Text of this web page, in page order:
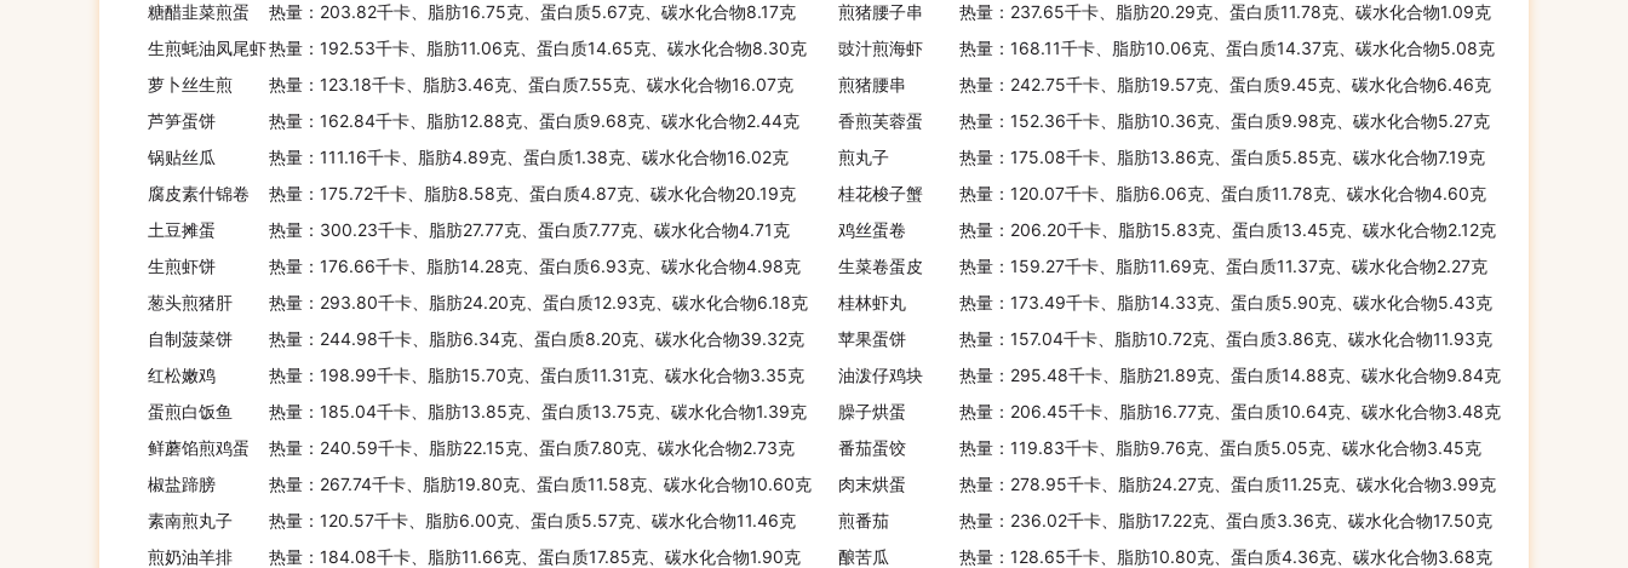
糖醋韭菜煎蛋
热量：203.82千卡、脂肪16.75克、蛋白质5.67克、碳水化合物8.17克 煎猪腰子串
热量：237.65千卡、脂肪20.29克、蛋白质11.78克、碳水化合物1.09克
生煎蚝油凤尾虾热量：192.53千卡、脂肪11.06克、蛋白质14.65克、碳水化合物8.30克 豉汁煎海虾
热量：168.11千卡、脂肪10.06克、蛋白质14.37克、碳水化合物5.08克
萝卜丝生煎
热量：123.18千卡、脂肪3.46克、蛋白质7.55克、碳水化合物16.07克 煎猪腰串
热量：242.75千卡、脂肪19.57克、蛋白质9.45克、碳水化合物6.46克
芦笋蛋饼
热量：162.84千卡、脂肪12.88克、蛋白质9.68克、碳水化合物2.44克 香煎芙蓉蛋
热量：152.36千卡、脂肪10.36克、蛋白质9.98克、碳水化合物5.27克
锅贴丝瓜
热量：111.16千卡、脂肪4.89克、蛋白质1.38克、碳水化合物16.02克 煎丸子
热量：175.08千卡、脂肪13.86克、蛋白质5.85克、碳水化合物7.19克
腐皮素什锦卷
热量：175.72千卡、脂肪8.58克、蛋白质4.87克、碳水化合物20.19克 桂花梭子蟹
热量：120.07千卡、脂肪6.06克、蛋白质11.78克、碳水化合物4.60克
土豆摊蛋
热量：300.23千卡、脂肪27.77克、蛋白质7.77克、碳水化合物4.71克 鸡丝蛋卷
热量：206.20千卡、脂肪15.83克、蛋白质13.45克、碳水化合物2.12克
生煎虾饼
热量：176.66千卡、脂肪14.28克、蛋白质6.93克、碳水化合物4.98克 生菜卷蛋皮
热量：159.27千卡、脂肪11.69克、蛋白质11.37克、碳水化合物2.27克
葱头煎猪肝
热量：293.80千卡、脂肪24.20克、蛋白质12.93克、碳水化合物6.18克 桂林虾丸
热量：173.49千卡、脂肪14.33克、蛋白质5.90克、碳水化合物5.43克
自制菠菜饼
热量：244.98千卡、脂肪6.34克、蛋白质8.20克、碳水化合物39.32克 苹果蛋饼
热量：157.04千卡、脂肪10.72克、蛋白质3.86克、碳水化合物11.93克
红松嫩鸡
热量：198.99千卡、脂肪15.70克、蛋白质11.31克、碳水化合物3.35克 油泼仔鸡块
热量：295.48千卡、脂肪21.89克、蛋白质14.88克、碳水化合物9.84克
蛋煎白饭鱼
热量：185.04千卡、脂肪13.85克、蛋白质13.75克、碳水化合物1.39克 臊子烘蛋
热量：206.45千卡、脂肪16.77克、蛋白质10.64克、碳水化合物3.48克
鲜蘑馅煎鸡蛋
热量：240.59千卡、脂肪22.15克、蛋白质7.80克、碳水化合物2.73克 番茄蛋饺
热量：119.83千卡、脂肪9.76克、蛋白质5.05克、碳水化合物3.45克
椒盐蹄膀
热量：267.74千卡、脂肪19.80克、蛋白质11.58克、碳水化合物10.60克 肉末烘蛋
热量：278.95千卡、脂肪24.27克、蛋白质11.25克、碳水化合物3.99克
素南煎丸子
热量：120.57千卡、脂肪6.00克、蛋白质5.57克、碳水化合物11.46克 煎番茄
热量：236.02千卡、脂肪17.22克、蛋白质3.36克、碳水化合物17.50克
煎奶油羊排
热量：184.08千卡、脂肪11.66克、蛋白质17.85克、碳水化合物1.90克 酿苦瓜
热量：128.65千卡、脂肪10.80克、蛋白质4.36克、碳水化合物3.68克